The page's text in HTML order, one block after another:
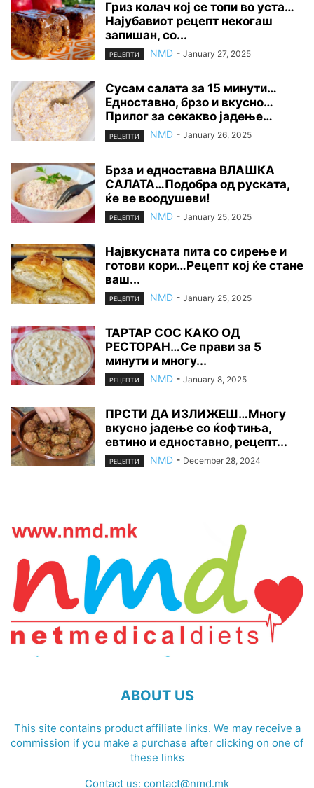
Гриз колач кој се топи во уста…
Најубавиот рецепт некогаш
запишан, со...
РЕЦЕПТИ NMD - January 27, 2025
Сусам салата за 15 минути…
Едноставно, брзо и вкусно…
Прилог за секакво јадење…
РЕЦЕПТИ NMD - January 26, 2025
Брза и едноставна ВЛАШКА
САЛАТА…Подобра од руската,
ќе ве воодушеви!
РЕЦЕПТИ NMD - January 25, 2025
Највкусната пита со сирење и
готови кори…Рецепт кој ќе стане
ваш...
РЕЦЕПТИ NMD - January 25, 2025
ТАРТАР СОС КАКО ОД
РЕСТОРАН…Се прави за 5
минути и многу...
РЕЦЕПТИ NMD - January 8, 2025
ПРСТИ ДА ИЗЛИЖЕШ…Многу
вкусно јадење со ќофтиња,
евтино и едноставно, рецепт...
РЕЦЕПТИ NMD - December 28, 2024
ABOUT US
This site contains product affiliate links. We may receive a
commission if you make a purchase after clicking on one of
these links
Contact us: contact@nmd.mk